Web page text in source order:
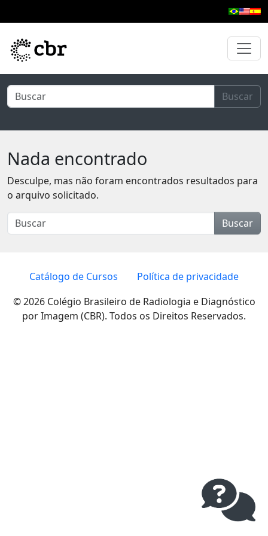
Buscar
Nada encontrado
Desculpe, mas não foram encontrados resultados para
o arquivo solicitado.
Buscar
Catálogo de Cursos
Política de privacidade
© 2026 Colégio Brasileiro de Radiologia e Diagnóstico
por Imagem (CBR). Todos os Direitos Reservados.